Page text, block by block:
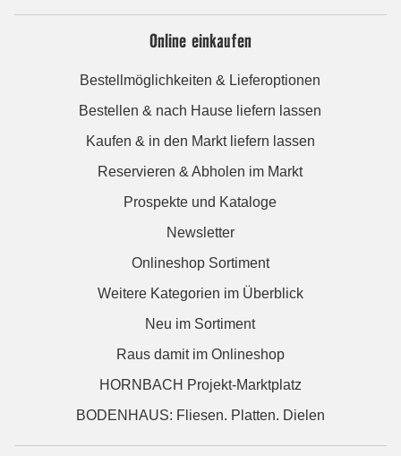
Online einkaufen
Bestellmöglichkeiten & Lieferoptionen
Bestellen & nach Hause liefern lassen
Kaufen & in den Markt liefern lassen
Reservieren & Abholen im Markt
Prospekte und Kataloge
Newsletter
Onlineshop Sortiment
Weitere Kategorien im Überblick
Neu im Sortiment
Raus damit im Onlineshop
HORNBACH Projekt-Marktplatz
BODENHAUS: Fliesen. Platten. Dielen